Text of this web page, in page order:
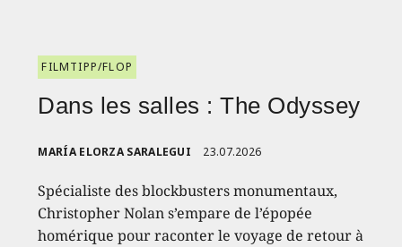
FILMTIPP/FLOP
Dans les salles : The Odyssey
MARÍA ELORZA SARALEGUI 23.07.2026
Spécialiste des blockbusters monumentaux,
Christopher Nolan s’empare de l’épopée
homérique pour raconter le voyage de retour à